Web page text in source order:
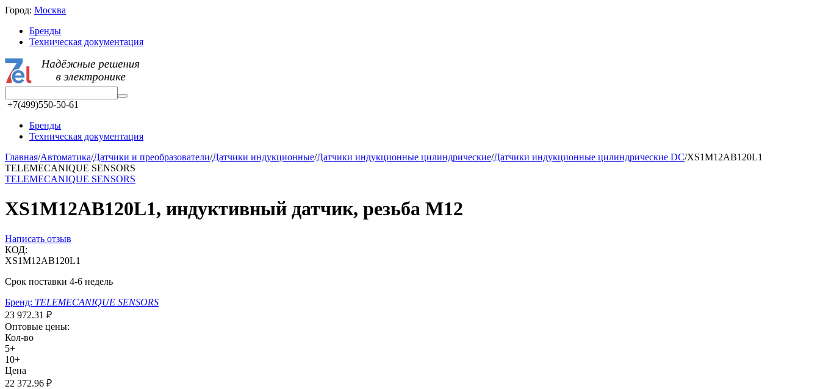
Город: Москва
Бренды
Техническая документация
+7(499)550-50-61
Бренды
Техническая документация
Главная/Автоматика/Датчики и преобразователи/Датчики индукционные/Датчики индукционные цилиндрические/Датчики индукционные цилиндрические DC/XS1M12AB120L1
TELEMECANIQUE SENSORS
TELEMECANIQUE SENSORS
XS1M12AB120L1, индуктивный датчик, резьба М12
Написать отзыв
КОД:
XS1M12AB120L1
Срок поставки 4-6 недель
Бренд: TELEMECANIQUE SENSORS
23 972.31 ₽
Оптовые цены:
Кол-во
5+
10+
Цена
22 372.96 ₽